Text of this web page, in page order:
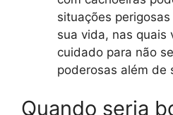
situações
sua vida, nas quais
cuidado para não
poderosas além de
Quando seria